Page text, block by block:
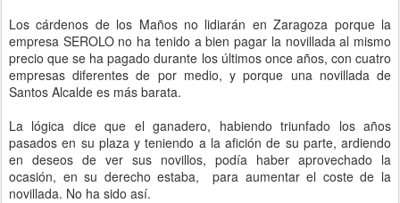
Los cárdenos de los Maños no lidiarán en Zaragoza porque la
empresa SEROLO no ha tenido a bien pagar la novillada al mismo
precio que se ha pagado durante los últimos once años, con cuatro
empresas diferentes de por medio, y porque una novillada de
Santos Alcalde es más barata.
La lógica dice que el ganadero, habiendo triunfado los años
pasados en su plaza y teniendo a la afición de su parte, ardiendo
en deseos de ver sus novillos, podía haber aprovechado la
ocasión, en su derecho estaba, para aumentar el coste de la
novillada. No ha sido así.